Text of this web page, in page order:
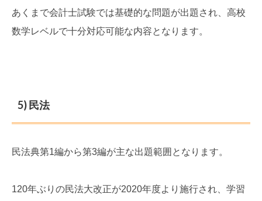
あくまで会計士試験では基礎的な問題が出題され、高校
数学レベルで十分対応可能な内容となります。
5) 民法
民法典第1編から第3編が主な出題範囲となります。
120年ぶりの民法大改正が2020年度より施行され、学習